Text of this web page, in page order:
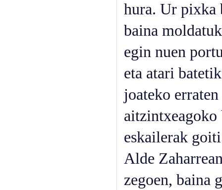
hura. Ur pixka
baina
egin nuen
eta atari
joateko
aitzintxeagoko
eskailerak
Alde
zegoen, baina